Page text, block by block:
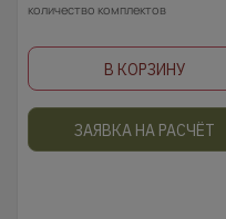
количество комплектов
В КОРЗИНУ
ЗАЯВКА НА РАСЧЁТ